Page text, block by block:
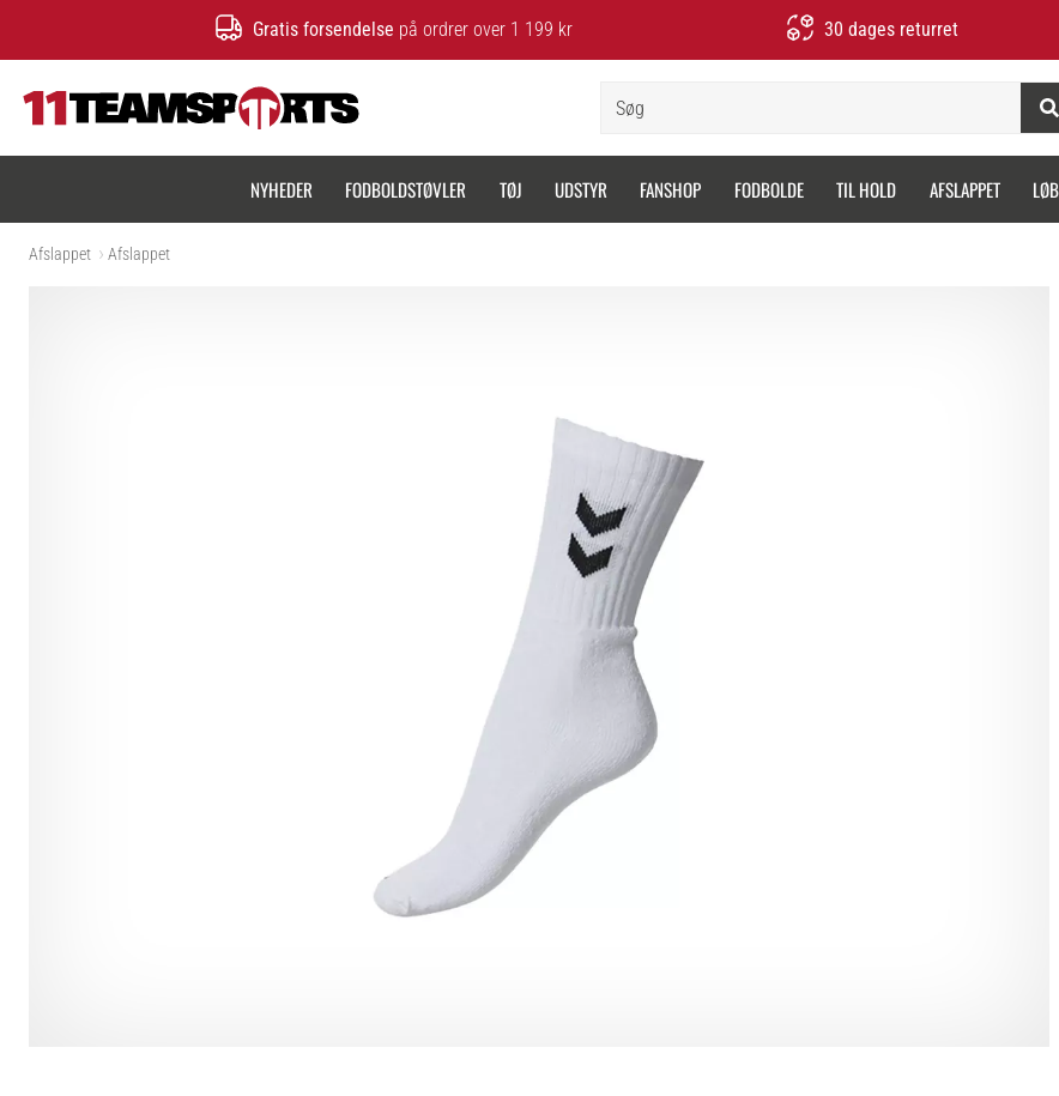
Gratis forsendelse på ordrer over 1 199 kr 30 dages returret
NYHEDER FODBOLDSTØVLER TØJ UDSTYR FANSHOP FODBOLDE TIL HOLD AFSLAPPET
Afslappet Afslappet